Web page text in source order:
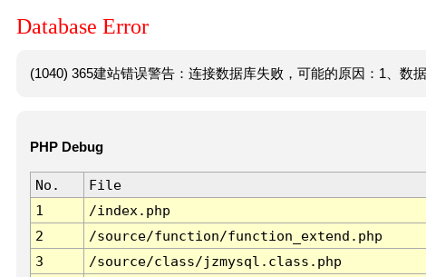
Database Error
(1040) 365建站错误警告：连接数据库失败，可能的原因：1、数
PHP Debug
No. File
1
/index.php
2
/source/function/function_extend.php
3
/source/class/jzmysql.class.php